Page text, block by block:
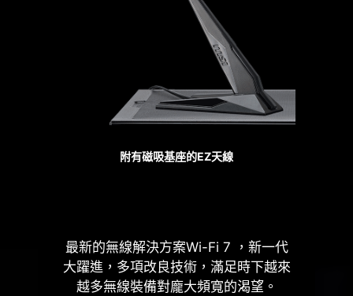
附有磁吸基座的EZ天線
最新的無線解決方案Wi-Fi 7 ，新一代
大躍進，多項改良技術，滿足時下越來
越多無線裝備對龐大頻寬的渴望。
寬衝突，全面釋放顯示卡與 SSD 的極
致效能。
提供Ryzen 9000／
條 PCIe 5.0 通
PCIe 5.0x16for GPU
PCIe 5.0x4for M.2 SSD